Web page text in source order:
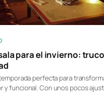
para el invierno:
perfecta para
y funcional. Con unos pocos